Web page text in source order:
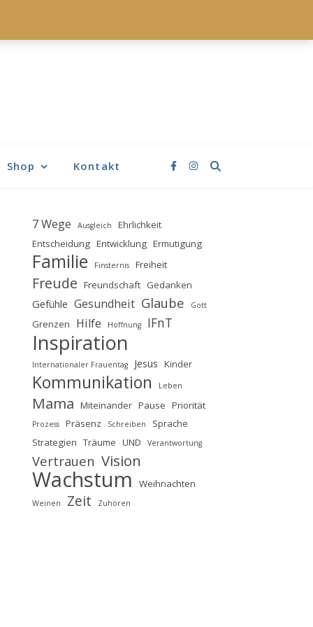
Shop Kontakt
7 Wege Ausgleich
Ehrlichkeit
Entscheidung Entwicklung Ermutigung
Familie Finsternis Freiheit
Freude Freundschaft Gedanken
Gefühle Gesundheit Glaube Gott
Grenzen Hilfe Hoffnung IFnT
Inspiration
Internationaler Frauentag Jesus Kinder
Kommunikation Leben
Mama Miteinander Pause Priorität
Prozess Präsenz Schreiben
Sprache
Strategien Träume UND Verantwortung
Vertrauen Vision
Wachstum Weihnachten
Weinen Zeit Zuhören